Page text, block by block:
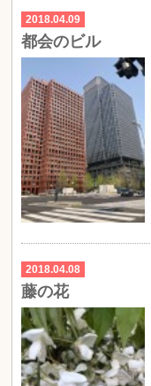
2018.04.09
都会のビル
2018.04.08
藤の花